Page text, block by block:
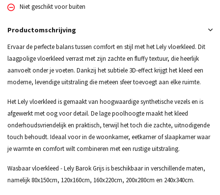
Niet geschikt voor buiten
Productomschrijving
Ervaar de perfecte balans tussen comfort en stijl met het Lely vloerkleed. Dit
laagpolige vloerkleed verrast met zijn zachte en fluffy textuur, die heerlijk
aanvoelt onder je voeten. Dankzij het subtiele 3D-effect krijgt het kleed een
moderne, levendige uitstraling die meteen sfeer toevoegt aan elke ruimte.
Het Lely vloerkleed is gemaakt van hoogwaardige synthetische vezels en is
afgewerkt met oog voor detail. De lage poolhoogte maakt het kleed
onderhoudsvriendelijk en praktisch, terwijl het toch die zachte, uitnodigende
touch behoudt. Ideaal voor in de woonkamer, eetkamer of slaapkamer waar
je warmte en comfort wilt combineren met een rustige uitstraling.
Wasbaar vloerkleed - Lely Barok Grijs is beschikbaar in verschillende maten,
namelijk 80x150cm, 120x160cm, 160x220cm, 200x280cm en 240x340cm.